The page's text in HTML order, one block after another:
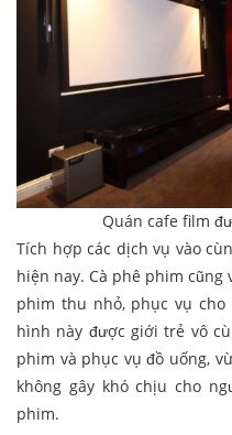
Quán cafe film
Tích hợp các dịch vụ vào
hiện nay. Cà phê phim cũng
phim thu nhỏ, phục vụ cho
hình này được giới trẻ vô
phim và phục vụ đồ uống,
không gây khó chịu cho
phim.